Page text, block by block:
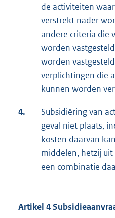
de activiteiten
verstrekt nader
andere criteria die
worden
worden
verplichtingen die
kunnen worden
4.
Subsidiëring van
geval niet plaats,
kosten daarvan
middelen, hetzij
een combinatie
Artikel 4